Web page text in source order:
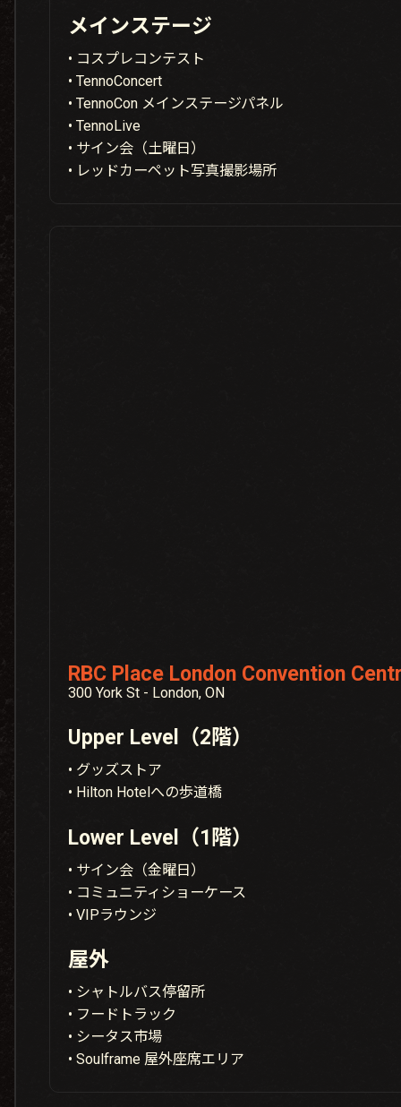
メインステージ
• コスプレコンテスト
• TennoConcert
• TennoCon メインステージパネル
• TennoLive
• サイン会（土曜日）
• レッドカーペット写真撮影場所
RBC Place London Convention
300 York St - London, ON
Upper Level（2階）
• グッズストア
• Hilton Hotelへの歩道橋
Lower Level（1階）
• サイン会（金曜日）
• コミュニティショーケース
• VIPラウンジ
屋外
• シャトルバス停留所
• フードトラック
• シータス市場
• Soulframe 屋外座席エリア